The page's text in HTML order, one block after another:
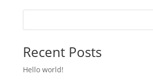
Recent Posts
Hello world!